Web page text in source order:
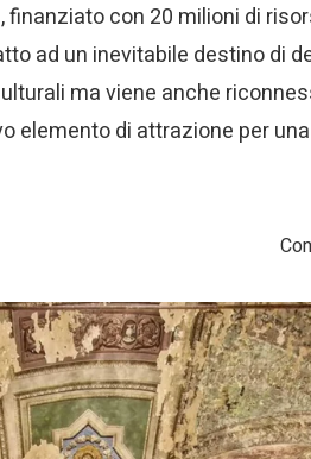
con 20 milioni di
ad un inevitabile destino di
ma viene anche
elemento di attrazione per